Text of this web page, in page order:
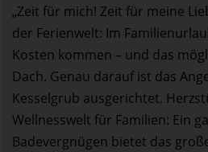
„Zeit für mich! Zeit für meine
der Ferienwelt: Im
Kosten kommen – und das
Dach. Genau darauf ist das
Kesselgrub ausgerichtet.
Wellnesswelt für Familien: Ein
Badevergnügen bietet das